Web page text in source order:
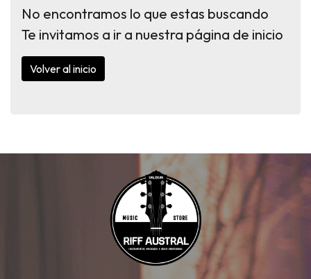
No encontramos lo que estas buscando
Te invitamos a ir a nuestra página de inicio
Volver al inicio